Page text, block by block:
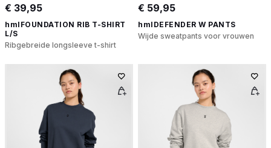
€ 39,95
hmlFOUNDATION RIB T-SHIRT
L/S
Ribgebreide longsleeve t-shirt
€ 59,95
hmlDEFENDER W PANTS
Wijde sweatpants voor vrouwen